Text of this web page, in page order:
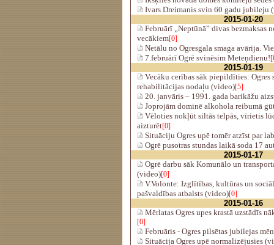
Ivars Dreimanis svin 60 gadu jubileju
2015-01-20
Februārī „Neptūnā” divas bezmaksas
vecākiem[0]
Netālu no Ogresgala smaga avārija.
7.februārī Ogrē svinēsim Meteņdienu!
2015-01-19
Vecāku cerības sāk piepildīties:
rehabilitācijas nodaļu (video)[5]
20. janvāris – 1991. gada barikāžu
Joprojām dominē alkohola reibumā
Vēloties nokļūt siltās telpās, vīrietis
aizturēt[0]
Situāciju Ogres upē tomēr atzīst par
Ogrē pusotras stundas laikā soda 17
2015-01-17
Ogrē darbu sāk Komunālo un
(video)[0]
V.Volonte: Izglītības, kultūras un
pašvaldības atbalsts (video)[0]
2015-01-16
Mērlatas Ogres upes krastā uzstādīs
[0]
Februāris - Ogres pilsētas jubilejas
Situācija Ogres upē normalizējusies